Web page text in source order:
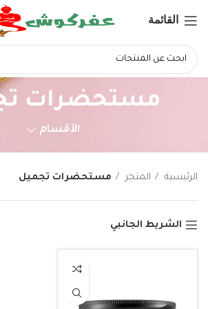
القائمة
مستحضرات
الأقسام
الرئيسية المتجر مستحضرات تجميل
الشريط الجانبي